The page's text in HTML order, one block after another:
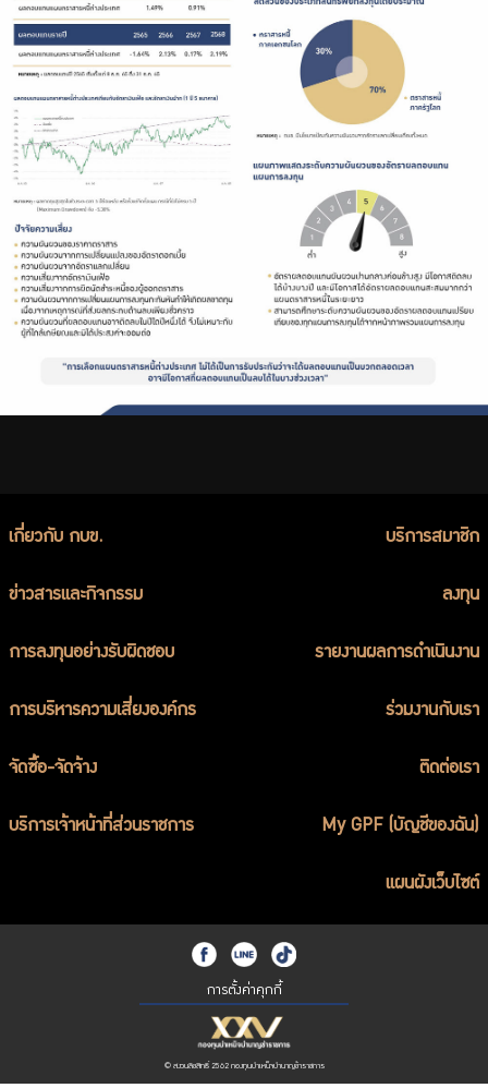
เกี่ยวกับ กบข. บริการสมาชิก
ข่าวสารและกิจกรรม ลงทุน
การลงทุนอย่างรับผิดชอบ รายงานผลการดำเนินงาน
การบริหารความเสี่ยงองค์กร ร่วมงานกับเรา
จัดซื้อ-จัดจ้าง ติดต่อเรา
บริการเจ้าหน้าที่ส่วนราชการ My GPF (บัญชีของฉัน)
แผนผังเว็บไซต์
การตั้งค่าคุกกี้
© สงวนลิขสิทธิ์ 2562 กองทุนบำเหน็จบำนาญข้าราชการ